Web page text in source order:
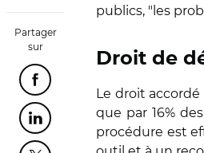
Partager
sur
Partager cette page sur
Partager cette page sur
publics, "les
Droit de
Le droit
que par 16%
procédure est